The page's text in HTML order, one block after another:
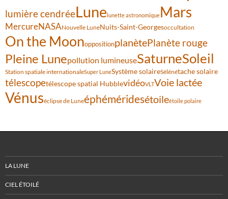
lumière cendréeLune lunette astronomiqueMars
MercureNASANouvelle LuneNuits-Saint-Georgesoccultation
On the MoonoppositionplanètePlanète rouge
Pleine Lunepollution lumineuseSaturneSoleil
Station spatiale internationaleSuper LuneSystème solaireSélénétache solaire
télescopetélescope spatial HubblevidéoVLTVoie lactée
Vénuséclipse de Luneéphéméridesétoileétoile polaire
LA LUNE
CIEL ÉTOILÉ